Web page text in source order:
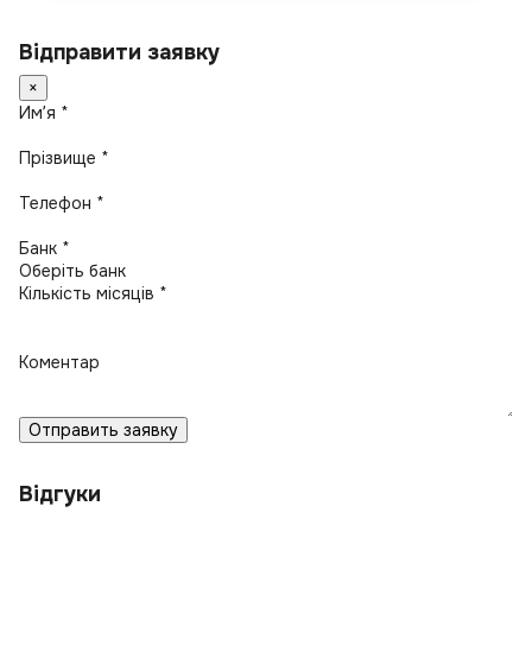
Відправити заявку
×
Имʼя *
Прізвище *
Телефон *
Банк *
Кількість місяців *
Коментар
Отправить заявку
Відгуки